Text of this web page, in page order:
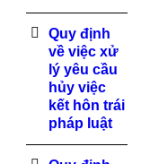
Quy định
về việc xử
lý yêu cầu
hủy việc
kết hôn trái
pháp luật